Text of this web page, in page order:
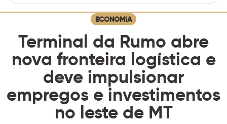
ECONOMIA
Terminal da Rumo abre
nova fronteira logística e
deve impulsionar
empregos e investimentos
no leste de MT